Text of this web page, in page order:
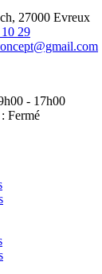
27000 Evreux
29
- 17h00
Fermé